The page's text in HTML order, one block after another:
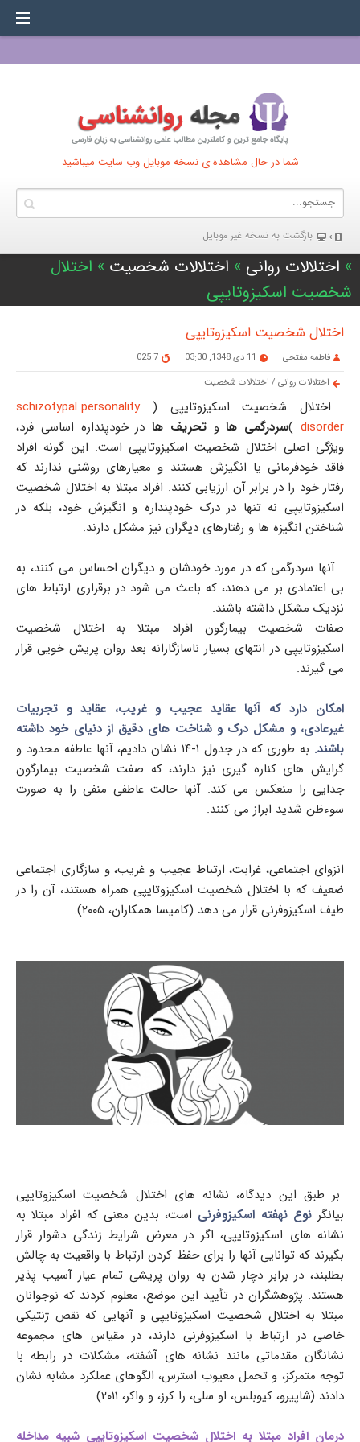
شما در حال مشاهده ی نسخه موبایل وب سایت میباشید
بازگشت به نسخه غير موبایل
» اختلالات روانی » اختلالات شخصیت » اختلال
شخصیت اسکیزوتایپی
اختلال شخصیت اسکیزوتایپی
فاطمه مفتحی 11 دی 1348, 03:30
7 025
اختلالات روانی / اختلالات شخصیت
اختلال شخصیت اسکیزوتایپی (schizotypal personality
disorder
)سردرگمی هاوتحریف هادر خودپنداره اساسی فرد،
ویژگی اصلی اختلال شخصیت اسکیزوتایپی است. این گونه افراد
فاقد خودفرمانی یا انگیزش هستند و معیارهای روشنی ندارند که
رفتار خود را در برابر آن ارزیابی کنند. افراد مبتلا به اختلال شخصیت
اسکیزوتایپی نه تنها در درک خودپنداره و انگیزش خود، بلکه در
شناختن انگیزه ها و رفتارهای دیگران نیز مشکل دارند.
آنها سردرگمی که در مورد خودشان و دیگران احساس می کنند، به
بی اعتمادی بر می دهند، که باعث می شود در برقراری ارتباط های
نزدیک مشکل داشته باشند.
صفات شخصیت بیمارگون افراد مبتلا به اختلال شخصیت
اسکیزوتایپی در انتهای بسیار ناسازگارانه بعد روان پریش خویی قرار
می گیرند.
امکان دارد که آنها عقاید عجیب و غریب، عقاید و تجربیات
غیرعادی، و مشکل درک و شناخت های دقیق از دنیای خود داشته
باشند.
به طوری که در جدول ۱-۱۴ نشان دادیم، آنها عاطفه محدود و
گرایش های کناره گیری نیز دارند، که صفت شخصیت بیمارگون
جدایی را منعکس می کند. آنها حالت عاطفی منفی را به صورت
سوءظن شديد ابراز می کنند.
انزوای اجتماعی، غرابت، ارتباط عجیب و غریب، و سازگاری اجتماعی
ضعیف که با اختلال شخصیت اسکیزوتایپی همراه هستند، آن را در
طیف اسکیزوفرنی قرار می دهد (کامیسا همکاران، ۲۰۰۵).
بر طبق این دیدگاه، نشانه های اختلال شخصیت اسکیزوتایپی
بیانگرنوع نهفته اسکیزوفرنی است، بدین معنی که افراد مبتلا به
نشانه های اسکیزوتایپی، اگر در معرض شرایط زندگی دشوار قرار
بگیرند که توانایی آنها را برای حفظ کردن ارتباط با واقعیت به چالش
بطلبند، در برابر دچار شدن به روان پریشی تمام عیار آسیب پذیر
هستند. پژوهشگران در تأیید این موضع، معلوم کردند که نوجوانان
مبتلا به اختلال شخصیت اسکیزوتایپی و آنهایی که نقص ژنتیکی
خاصی در ارتباط با اسکیزوفرنی دارند، در مقیاس های مجموعه
نشانگان مقدماتی مانند نشانه های آشفته، مشکلات در رابطه با
توجه متمرکز، و تحمل معیوب استرس، الگوهای عملکرد مشابه نشان
دادند (شاپیرو، کیوبلس، او سلی، را کرز، و واکر، ۲۰۱۱)
درمان افراد مبتلا به اختلال شخصیت اسکیزوتایپی شبیه مداخله